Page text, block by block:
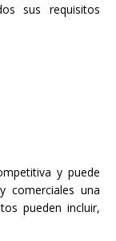
sus requisitos
y puede
comerciales una
pueden incluir,